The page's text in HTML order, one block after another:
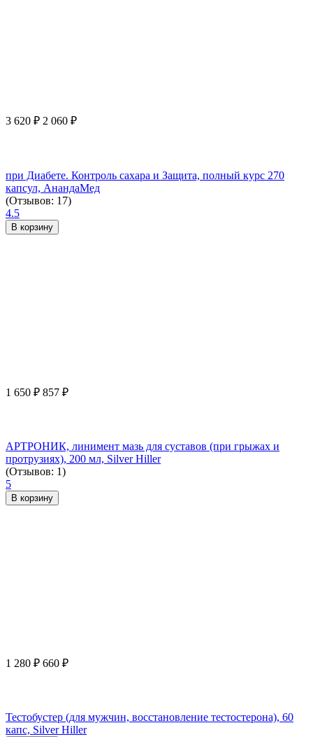
3 620 ₽ 2 060 ₽
при Диабете. Контроль сахара и Защита, полный курс 270
капсул, АнандаМед
(Отзывов: 17)
4.5
В корзину
1 650 ₽ 857 ₽
АРТРОНИК, линимент мазь для суставов (при грыжах и
протрузиях), 200 мл, Silver Hiller
(Отзывов: 1)
5
В корзину
1 280 ₽ 660 ₽
Тестобустер (для мужчин, восстановление тестостерона), 60
капс, Silver Hiller